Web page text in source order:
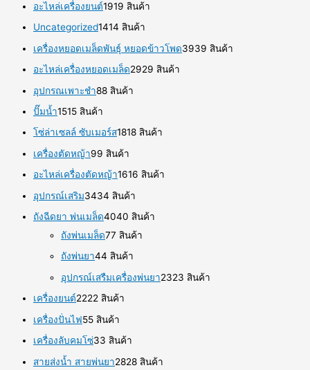
อะไหล่เครื่องยนต์1919 สินค้า
Uncategorized1414 สินค้า
เครื่องหยอดเมล็ดพันธุ์ หยอดข้าวโพด3939 สินค้า
อะไหล่เครื่องหยอดเมล็ด2929 สินค้า
อุปกรณเพาะชำ88 สินค้า
ปั๊มน้ำ1515 สินค้า
โซ่ล่าเซลล์ ซับเมอร์ส1818 สินค้า
เครื่องตัดหญ้า99 สินค้า
อะไหล่เครื่องตัดหญ้า1616 สินค้า
อุปกรณ์เสริม3434 สินค้า
ถังฉีดยา พ่นเมล็ด4040 สินค้า
ถังพ่นเมล็ด77 สินค้า
ถังพ่นยา44 สินค้า
อุปกรณ์เสรืมเครื่องพ่นยา2323 สินค้า
เครื่องยนต์2222 สินค้า
เครื่องปั่นไฟ55 สินค้า
เครื่องลับคมโซ่33 สินค้า
สายส่งน้ำ สายพ่นยา2828 สินค้า